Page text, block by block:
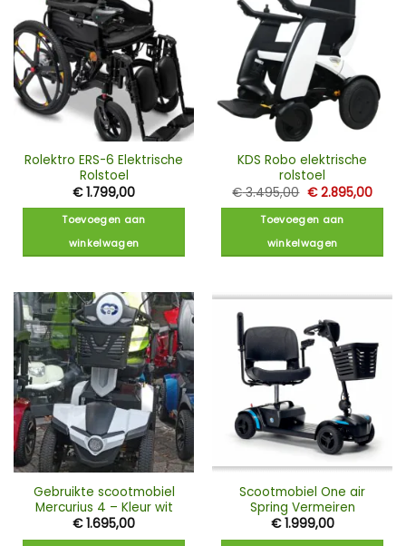
Rolektro ERS-6 Elektrische
Rolstoel
€1.799,00
Toevoegen aan
winkelwagen
KDS Robo elektrische
rolstoel
€3.495,00 Oorspronkelijke
was:
€ 3.495,00.
€2.895,00
Toevoegen aan
winkelwagen
Gebruikte scootmobiel
Mercurius 4 – Kleur wit
€1.695,00
Scootmobiel One air
Spring Vermeiren
€1.999,00